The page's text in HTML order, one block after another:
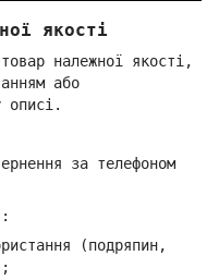
якості
належної якості,
або
описі.
за телефоном
(подряпин,